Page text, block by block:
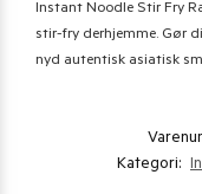
Instant Noodle Stir Fry
stir-fry derhjemme. Gør
nyd autentisk asiatisk
Kategori: